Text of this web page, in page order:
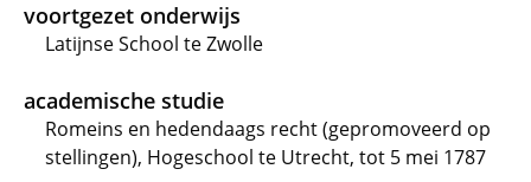
voortgezet onderwijs
Latijnse School te Zwolle
academische studie
Romeins en hedendaags recht (gepromoveerd op
stellingen), Hogeschool te Utrecht, tot 5 mei 1787